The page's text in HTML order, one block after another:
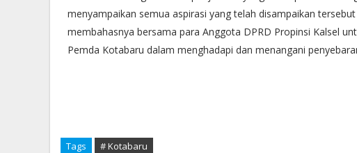
menyampaikan semua aspirasi yang telah disampaikan
membahasnya bersama para Anggota DPRD Propinsi Kalsel
Pemda Kotabaru dalam menghadapi dan menangani
Tags # Kotabaru